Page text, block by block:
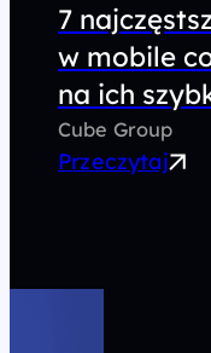
7
w mobile
na ich
Cube Group
Przeczytaj